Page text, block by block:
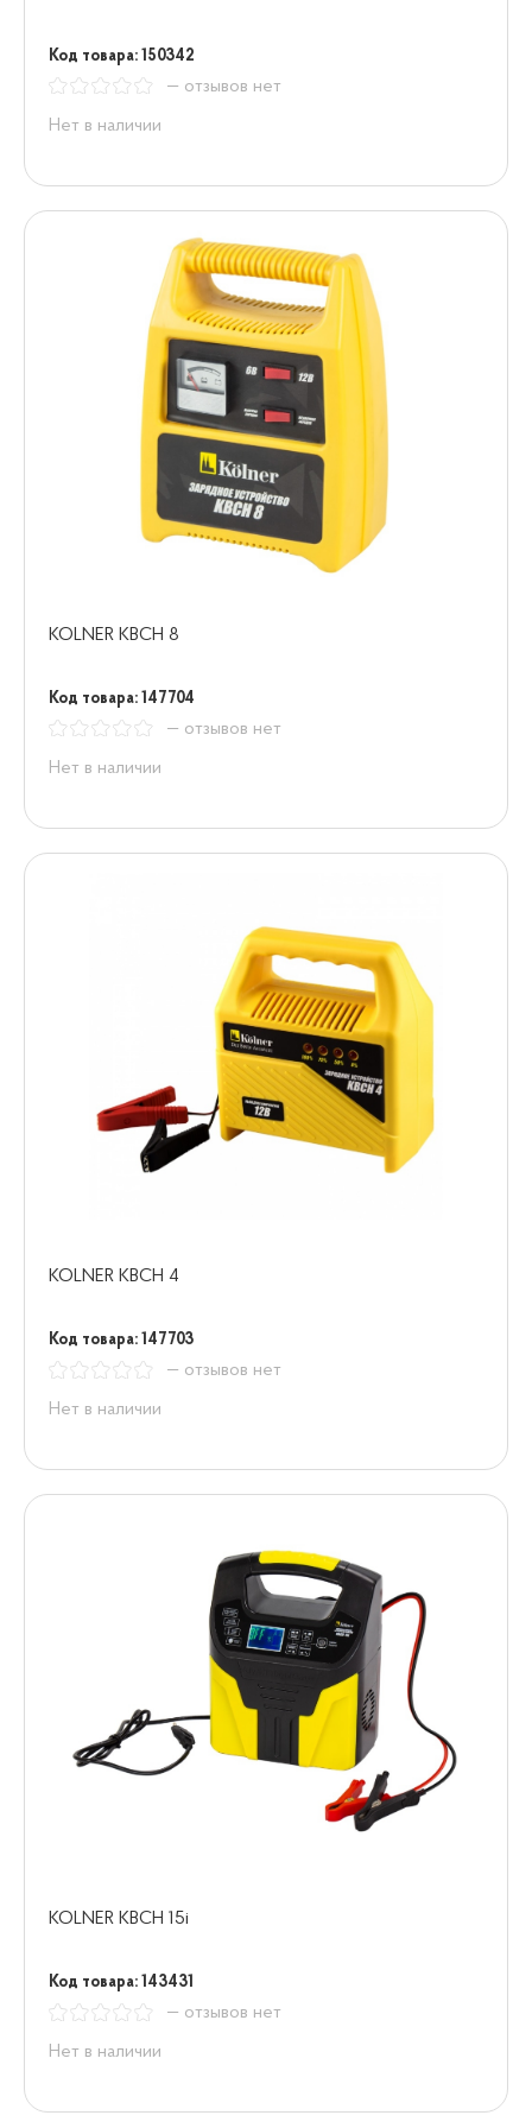
Код товара: 150342
— отзывов нет
Нет в наличии
KOLNER KBCH 8
Код товара: 147704
— отзывов нет
Нет в наличии
KOLNER KBCH 4
Код товара: 147703
— отзывов нет
Нет в наличии
KOLNER KBCH 15i
Код товара: 143431
— отзывов нет
Нет в наличии